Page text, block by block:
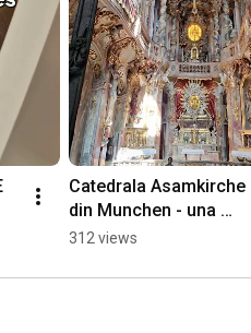
Catedrala Asamkirche
din Munchen - una
dintre cele mai
312 views